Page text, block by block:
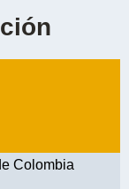
Colombia